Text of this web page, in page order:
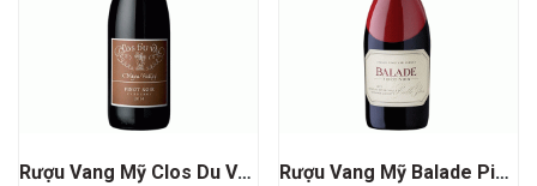
Rượu Vang Mỹ Clos Du Val Napa Valley Pinot Noir Rượu Vang Mỹ Balade Pinot Noir Belle Glos